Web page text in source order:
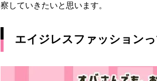
察していきたいと思います。
エイジレスファッション